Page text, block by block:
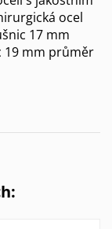
ocel
17 mm
19 mm průměr